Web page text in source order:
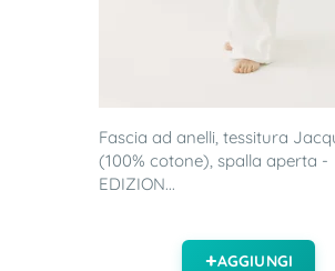
Fascia ad anelli, tessitura
(100% cotone), spalla aperta -
EDIZION...
AGGIUNGI